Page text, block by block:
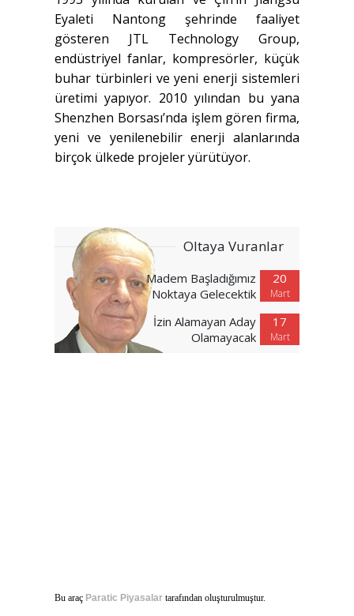
Eyaleti Nantong şehrinde faaliyet
gösteren JTL Technology Group,
endüstriyel fanlar, kompresörler, küçük
buhar türbinleri ve yeni enerji sistemleri
üretimi yapıyor. 2010 yılından bu yana
Shenzhen Borsası’nda işlem gören firma,
yeni ve yenilenebilir enerji alanlarında
birçok ülkede projeler yürütüyor.
Oltaya Vuranlar
20
Mart
Madem Başladığımız
Noktaya Gelecektik
17
Mart
İzin Alamayan Aday
Olamayacak
Bu araç Paratic Piyasalar tarafından oluşturulmuştur.